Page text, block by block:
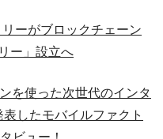
ーがブロックチェーン
ー」設立へ
を使った次世代のインタ
したモバイルファクト